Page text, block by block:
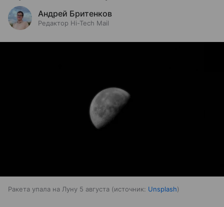
Андрей Бритенков
Редактор Hi-Tech Mail
Ракета упала на Луну 5 августа источник: Unsplash